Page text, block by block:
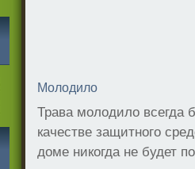
Молодило
Трава молодило всегда
качестве защитного
доме никогда не будет